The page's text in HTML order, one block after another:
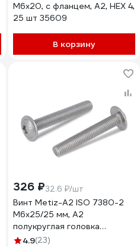
М6x20, с фланцем, A2, HEX 4,
25 шт 35609
В корзину
326 ₽32.6 ₽/шт
Винт Metiz-A2 ISO 7380-2
M6x25/25 мм, А2
полукруглая головка
внутренний шестигранник и
4.9(23)